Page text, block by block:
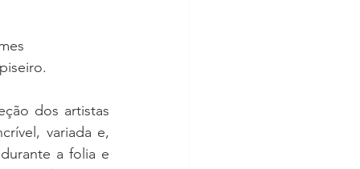
dos artistas
variada e,
a folia e